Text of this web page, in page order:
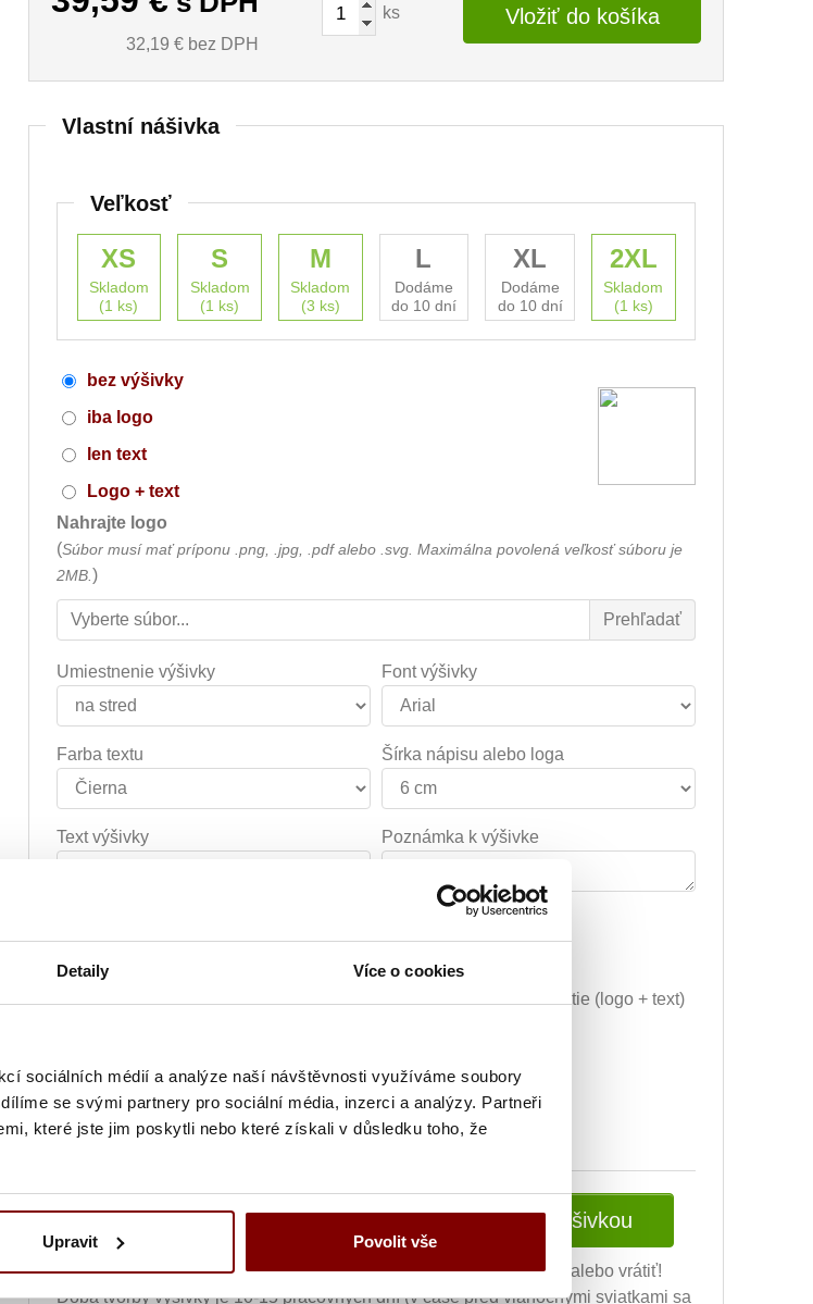
Detaily Více o cookies
sociálních médií a analýze naší návštěvnosti využíváme soubory
se svými partnery pro sociální média, inzerci a analýzy. Partneři
které jste jim poskytli nebo které získali v důsledku toho, že
Upravit Povolit vše
32,19 € bez DPH
ks Vložiť do košíka
Vlastní nášivka
Veľkosť
XS
Skladom
(1 ks)
S
Skladom
(1 ks)
M
Skladom
(3 ks)
L
Dodáme
do 10 dní
XL
Dodáme
do 10 dní
2XL
Skladom
(1 ks)
bez výšivky
iba logo
len text
Logo + text
Nahrajte logo
(Súbor musí mať príponu .png, .jpg, .pdf alebo .svg. Maximálna povolená veľkosť súboru je
2MB. )
Umiestnenie výšivky Font výšivky
Farba textu Šírka nápisu alebo loga
Text výšivky Poznámka k výšivke
Vyšití textu + 5.10€
Grafická úprava a vyšitie (logo + text)
Vyšitie loga a textu (bez grafickej úpravy) + 10.20€
Ukážka textu:
39,59€ ks Vložiť do košíka s výšivkou
UPOZORNENIE- tovar po vytvorení výšivky nie je možné vymeniť alebo vrátiť!
Doba tvorby výšivky je 10-15 pracovných dní (v čase pred vianočnými sviatkami sa